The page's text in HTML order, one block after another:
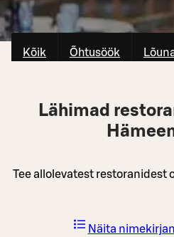
Kõik Õhtusöök
Lähimad
Tee allolevatest restoranidest
Näita